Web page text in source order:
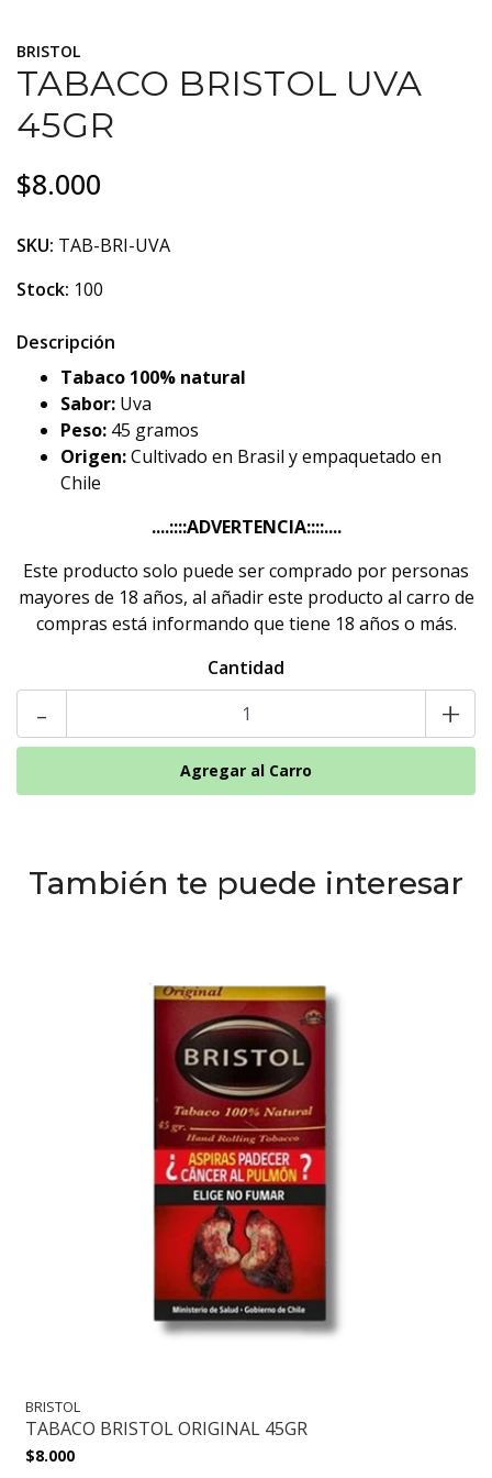
BRISTOL
TABACO BRISTOL UVA
45GR
$8.000
SKU: TAB-BRI-UVA
Stock: 100
Descripción
Tabaco 100% natural
Sabor: Uva
Peso: 45 gramos
Origen:Cultivado en Brasil y empaquetado en
Chile
....::::ADVERTENCIA::::....
Este producto solo puede ser comprado por personas
mayores de 18 años, al añadir este producto al carro de
compras está informando que tiene 18 años o más.
Cantidad
- +
También te puede interesar
BRISTOL
TABACO BRISTOL ORIGINAL 45GR
$8.000